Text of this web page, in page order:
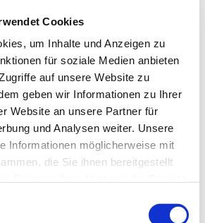
Cookies
um Inhalte und Anzeigen zu
für soziale Medien anbieten
auf unsere Website zu
geben wir Informationen zu Ihrer
Website an unsere Partner für
und Analysen weiter. Unsere
Informationen möglicherweise mit
die Sie ihnen bereitgestellt
könnte Sie auch
interessieren